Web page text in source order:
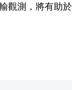
觀測，將有助